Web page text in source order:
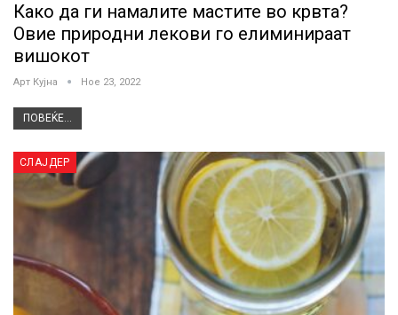
Како да ги намалите мастите во крвта?
Овие природни лекови го елиминираат
вишокот
Арт Кујна Ное 23, 2022
ПОВЕЌЕ...
СЛАЈДЕР